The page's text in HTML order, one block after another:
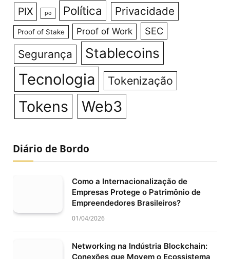
PIX po Política Privacidade
Proof of Stake Proof of Work SEC
Segurança Stablecoins
Tecnologia Tokenização
Tokens Web3
Diário de Bordo
Como a Internacionalização de
Empresas Protege o Patrimônio de
Empreendedores Brasileiros?
01/04/2026
Networking na Indústria Blockchain:
Conexões que Movem o Ecossistema